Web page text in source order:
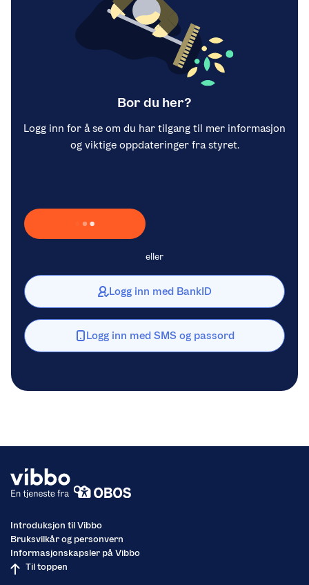
Bor du her?
Logg inn for å se om du har tilgang til mer informasjon
og viktige oppdateringer fra styret.
Laster inn Vipps …
eller
Logg inn med BankID
Logg inn med SMS og passord
Introduksjon til Vibbo
Bruksvilkår og personvern
Informasjonskapsler på Vibbo
Til toppen